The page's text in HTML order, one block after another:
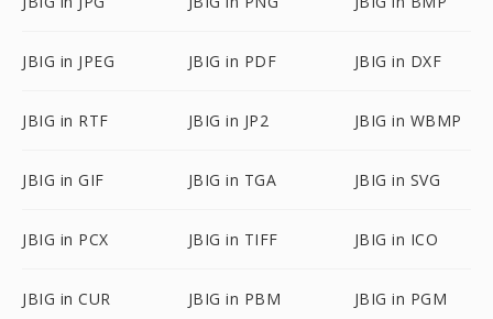
JBIG in JPEG JBIG in PDF JBIG in DXF
JBIG in RTF JBIG in JP2 JBIG in WBMP
JBIG in GIF JBIG in TGA JBIG in SVG
JBIG in PCX JBIG in TIFF JBIG in ICO
JBIG in CUR JBIG in PBM JBIG in PGM